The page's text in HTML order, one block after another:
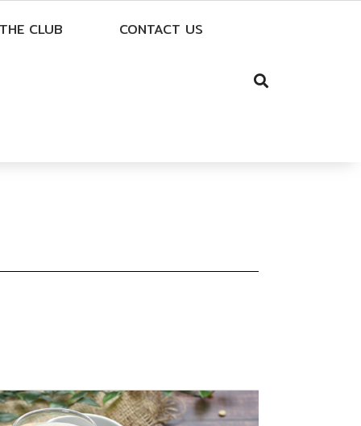
CLUB CONTACT US